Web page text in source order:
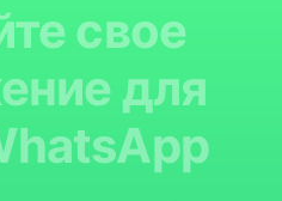
свое
для